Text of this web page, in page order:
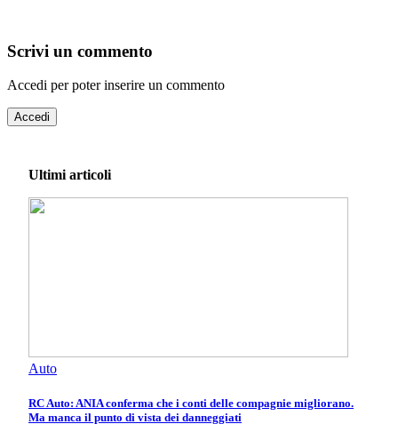
Scrivi un commento
Accedi per poter inserire un commento
Accedi
Ultimi articoli
Auto
RC Auto: ANIA conferma che i conti delle compagnie migliorano.
Ma manca il punto di vista dei danneggiati